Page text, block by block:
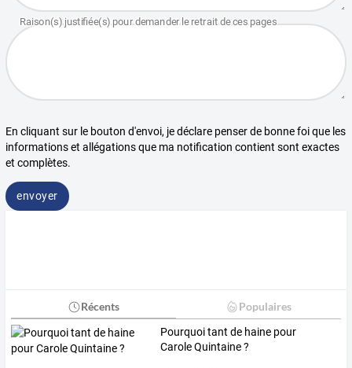
En cliquant sur le bouton d'envoi, je déclare penser de bonne foi que les
informations et allégations que ma notification contient sont exactes
et complètes.
envoyer
Récents Populaires
Pourquoi tant de haine pour
Carole Quintaine ?